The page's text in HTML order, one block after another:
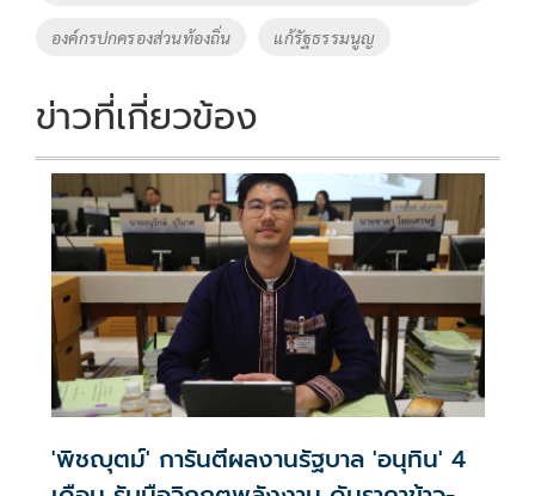
องค์กรปกครองส่วนท้องถิ่น แก้รัฐธรรมนูญ
ข่าวที่เกี่ยวข้อง
'พิชญุตม์' การันตีผลงานรัฐบาล 'อนุทิน' 4